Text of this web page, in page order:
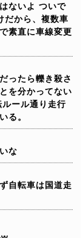
ないよ ついで
だから、複数車
素直に車線変更
ったら轢き殺さ
を分かってない
ール通り走行
る。
な
自転車は国道走